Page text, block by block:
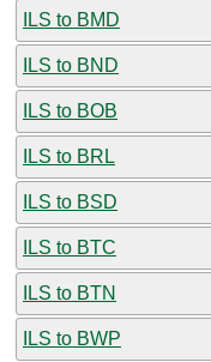
ILS to BMD
ILS to BND
ILS to BOB
ILS to BRL
ILS to BSD
ILS to BTC
ILS to BTN
ILS to BWP